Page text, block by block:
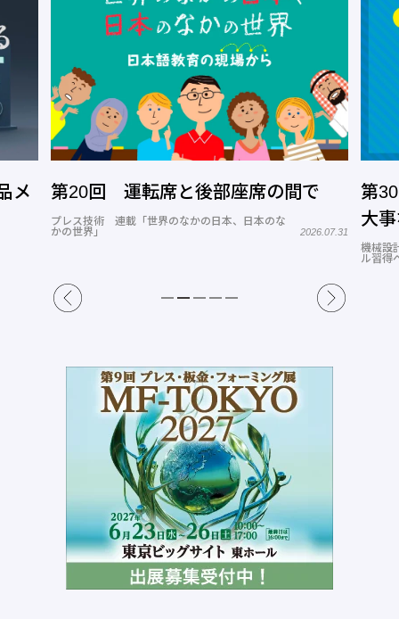
メ 第20回 運転席と後部座席の間で
プレス技術 連載「世界のなかの日本、日本のな
かの世界」
2026.07.31
第
大
機械設
ル習得